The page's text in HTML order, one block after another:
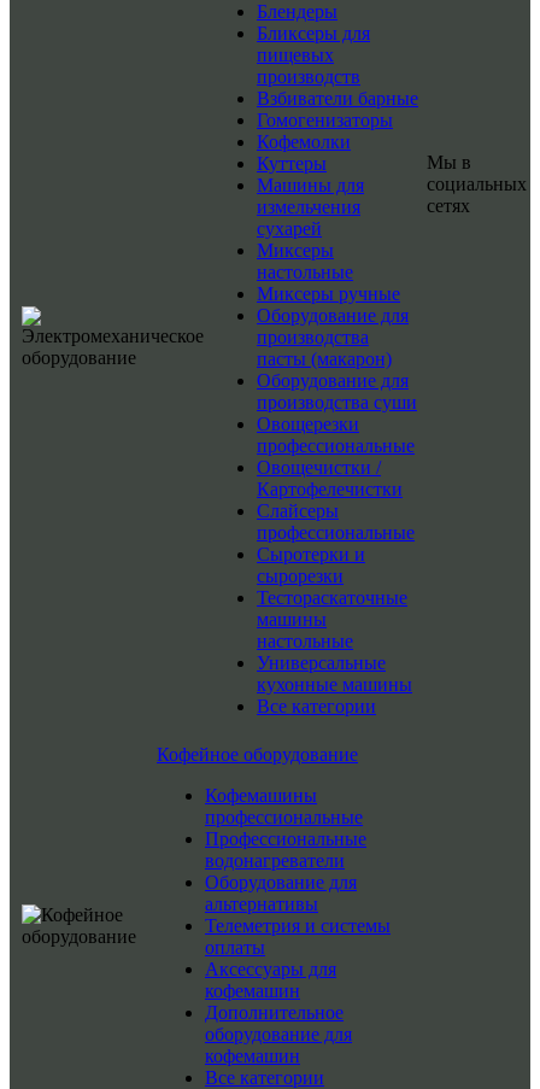
Блендеры
Бликсеры для
пищевых
производств
Взбиватели барные
Гомогенизаторы
Кофемолки
Куттеры
Машины для
измельчения
сухарей
Миксеры
настольные
Миксеры ручные
Оборудование для
производства
пасты (макарон)
Оборудование для
производства суши
Овощерезки
профессиональные
Овощечистки /
Картофелечистки
Слайсеры
профессиональные
Сыротерки и
сырорезки
Тестораскаточные
машины
настольные
Универсальные
кухонные машины
Все категории
Кофейное оборудование
Кофемашины
профессиональные
Профессиональные
водонагреватели
Оборудование для
альтернативы
Телеметрия и системы
оплаты
Аксессуары для
кофемашин
Дополнительное
оборудование для
кофемашин
Все категории
Мы в
социальных
сетях